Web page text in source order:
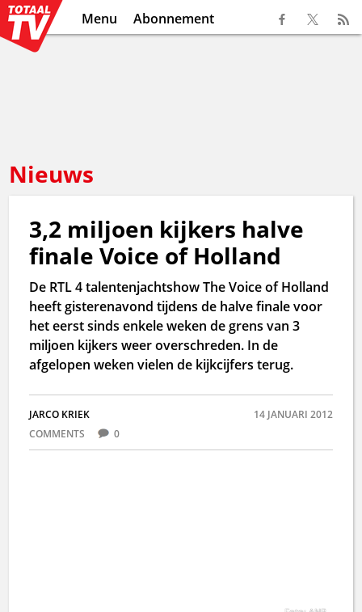
Menu Abonnement
Nieuws
3,2 miljoen kijkers halve
finale Voice of Holland
De RTL 4 talentenjachtshow The Voice of Holland
heeft gisterenavond tijdens de halve finale voor
het eerst sinds enkele weken de grens van 3
miljoen kijkers weer overschreden. In de
afgelopen weken vielen de kijkcijfers terug.
JARCO KRIEK
14 JANUARI 2012
COMMENTS
0